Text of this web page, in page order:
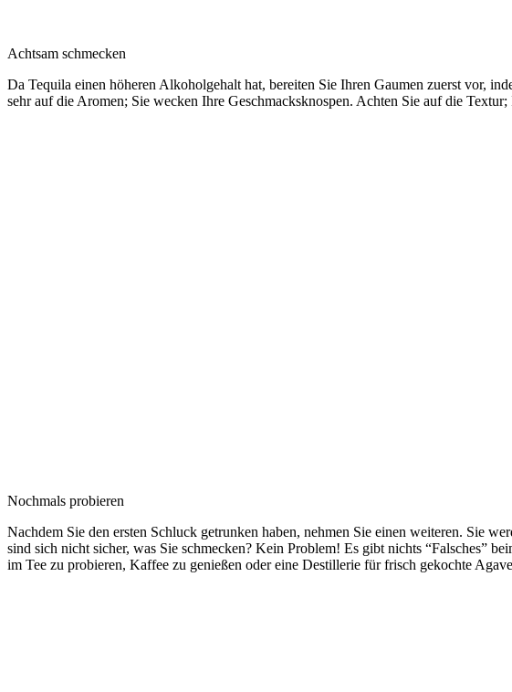
Achtsam schmecken
Da Tequila einen höheren Alkoholgehalt hat, bereiten Sie Ihren Gaumen zuerst vor,
sehr auf die Aromen; Sie wecken Ihre Geschmacksknospen. Achten Sie auf die
Nochmals probieren
Nachdem Sie den ersten Schluck getrunken haben, nehmen Sie einen weiteren. Sie
sind sich nicht sicher, was Sie schmecken? Kein Problem! Es gibt nichts “Falsches”
im Tee zu probieren, Kaffee zu genießen oder eine Destillerie für frisch gekochte